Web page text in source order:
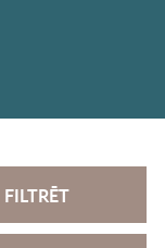
FILTRĒT